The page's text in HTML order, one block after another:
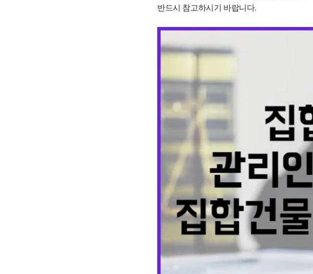
반드시 참고하시기 바랍니다.